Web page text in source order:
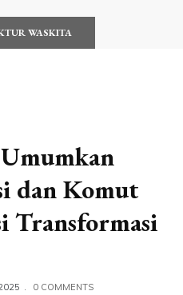
WASKITA
dan Komut
Transformasi
0 COMMENTS